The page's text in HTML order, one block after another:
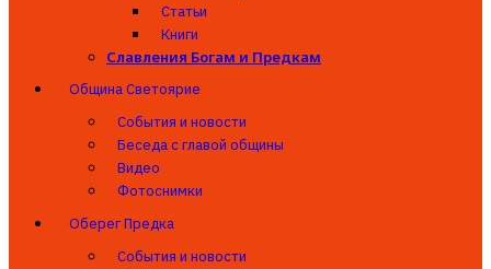
Статьи
Книги
Славления Богам и Предкам
Община Светоярие
События и новости
Беседа с главой общины
Видео
Фотоснимки
Оберег Предка
События и новости